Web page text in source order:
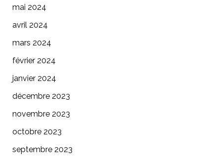
mai 2024
avril 2024
mars 2024
février 2024
janvier 2024
décembre 2023
novembre 2023
octobre 2023
septembre 2023